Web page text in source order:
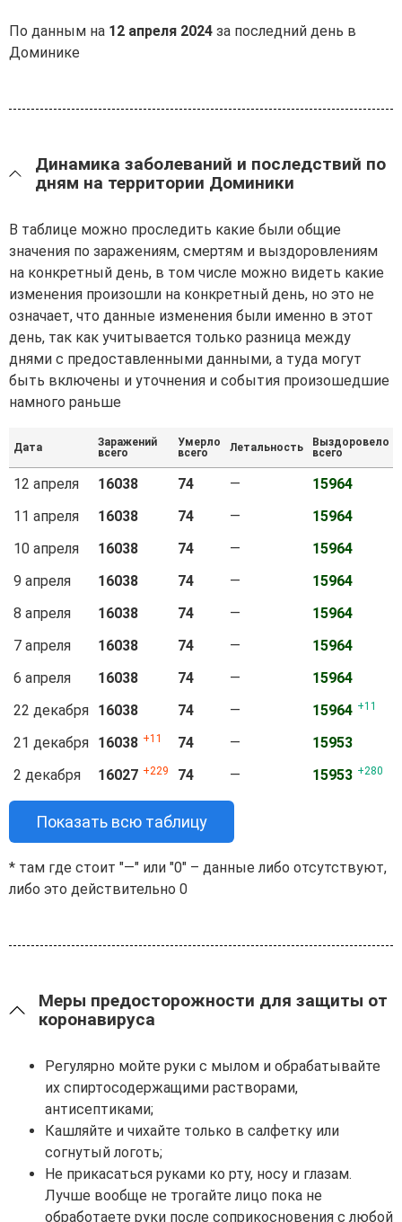
По данным на 12 апреля 2024 за последний день в
Доминике
Динамика заболеваний и последствий по
дням на территории Доминики
В таблице можно проследить какие были общие
значения по заражениям, смертям и выздоровлениям
на конкретный день, в том числе можно видеть какие
изменения произошли на конкретный день, но это не
означает, что данные изменения были именно в этот
день, так как учитывается только разница между
днями с предоставленными данными, а туда могут
быть включены и уточнения и события произошедшие
намного раньше
Дата
Заражений
всего
Умерло
всего
Летальность
Выздоровело
всего
12 апреля 16038 74 —
15964
11 апреля
16038 74 —
15964
10 апреля
16038 74 —
15964
9 апреля
16038 74 —
15964
8 апреля
16038 74 —
15964
7 апреля
16038 74 —
15964
6 апреля
16038 74 —
15964
22 декабря 16038 74 — 15964 11
21 декабря 16038 11 74 — 15953
2 декабря 16027 229 74 — 15953 280
Показать всю таблицу
* там где стоит "—" или "0" – данные либо отсутствуют,
либо это действительно 0
Меры предосторожности для защиты от
коронавируса
Регулярно мойте руки с мылом и обрабатывайте
их спиртосодержащими растворами,
антисептиками;
Кашляйте и чихайте только в салфетку или
согнутый логоть;
Не прикасаться руками ко рту, носу и глазам.
Лучше вообще не трогайте лицо пока не
обработаете руки после соприкосновения с любой